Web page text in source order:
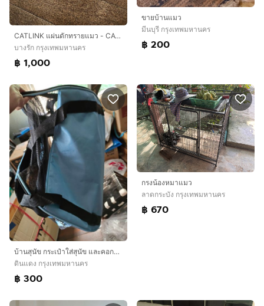
CATLINK แผ่นดักทรายแมว - CATLINK Scooper Stairway
บางรัก กรุงเทพมหานคร
฿ 1,000
ขายบ้านแมว
มีนบุรี กรุงเทพมหานคร
฿ 200
บ้านสุนัข กระเป๋าใส่สุนัข และคอกสุนัข
ดินแดง กรุงเทพมหานคร
฿ 300
กรงน้องหมาแมว
ลาดกระบัง กรุงเทพมหานคร
฿ 670